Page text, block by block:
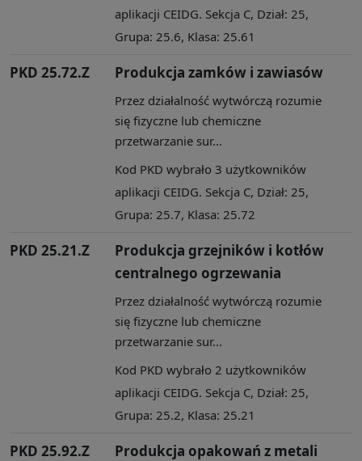
aplikacji CEIDG. Sekcja C, Dział: 25,
Grupa: 25.6, Klasa: 25.61
PKD 25.72.Z Produkcja zamków i zawiasów
Przez działalność wytwórczą rozumie
się fizyczne lub chemiczne
przetwarzanie sur...
Kod PKD wybrało 3 użytkowników
aplikacji CEIDG. Sekcja C, Dział: 25,
Grupa: 25.7, Klasa: 25.72
PKD 25.21.Z
Produkcja grzejników i kotłów
centralnego ogrzewania
Przez działalność wytwórczą rozumie
się fizyczne lub chemiczne
przetwarzanie sur...
Kod PKD wybrało 2 użytkowników
aplikacji CEIDG. Sekcja C, Dział: 25,
Grupa: 25.2, Klasa: 25.21
PKD 25.92.Z Produkcja opakowań z metali